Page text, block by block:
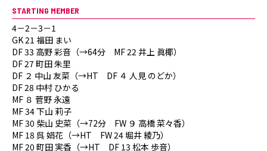
STARTING MEMBER
4－2－3－1
GK 21 福田 まい
DF 33 高野 彩音（→64分 MF 22 井上 眞椰）
DF 27 町田 朱里
DF ２ 中山 友菜（→HT DF ４ 人見 のどか）
DF 28 中村 ひかる
MF ８ 菅野 永遠
MF 34 下山 莉子
MF 30 柴山 史菜（→72分 FW ９ 高橋 菜々香）
MF 18 呉 娟花（→HT FW 24 堀井 綾乃）
MF 20 町田 実香（→HT DF 13 松本 歩音）